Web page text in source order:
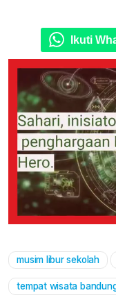
Ikuti
musim libur sekolah
tempat wisata